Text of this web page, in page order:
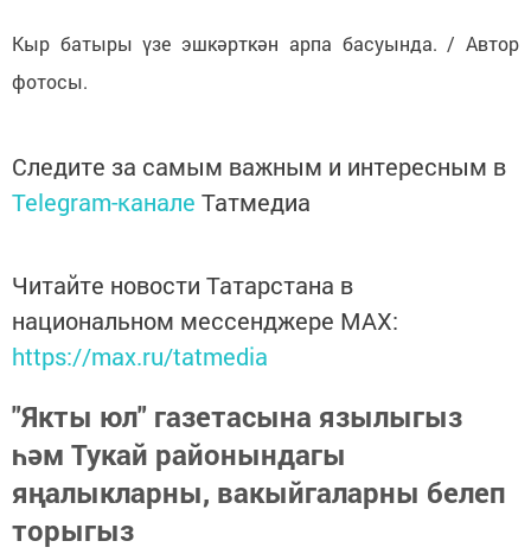
Кыр батыры үзе эшкәрткән арпа басуында. / Автор
фотосы.
Следите за самым важным и интересным в
Telegram-канале Татмедиа
Читайте новости Татарстана в
национальном мессенджере MАХ:
https://max.ru/tatmedia
"Якты юл" газетасына язылыгыз
һәм Тукай районындагы
яңалыкларны, вакыйгаларны белеп
торыгыз